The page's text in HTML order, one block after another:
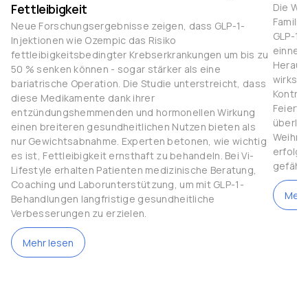
Fettleibigkeit
Neue Forschungsergebnisse zeigen, dass GLP-1-
Injektionen wie Ozempic das Risiko
fettleibigkeitsbedingter Krebserkrankungen um bis zu
50 % senken können - sogar stärker als eine
bariatrische Operation. Die Studie unterstreicht, dass
diese Medikamente dank ihrer
entzündungshemmenden und hormonellen Wirkung
einen breiteren gesundheitlichen Nutzen bieten als
nur Gewichtsabnahme. Experten betonen, wie wichtig
es ist, Fettleibigkeit ernsthaft zu behandeln. Bei Vi-
Lifestyle erhalten Patienten medizinische Beratung,
Coaching und Laborunterstützung, um mit GLP-1-
Behandlungen langfristige gesundheitliche
Verbesserungen zu erzielen.
Mehr lesen
Die
GLP-